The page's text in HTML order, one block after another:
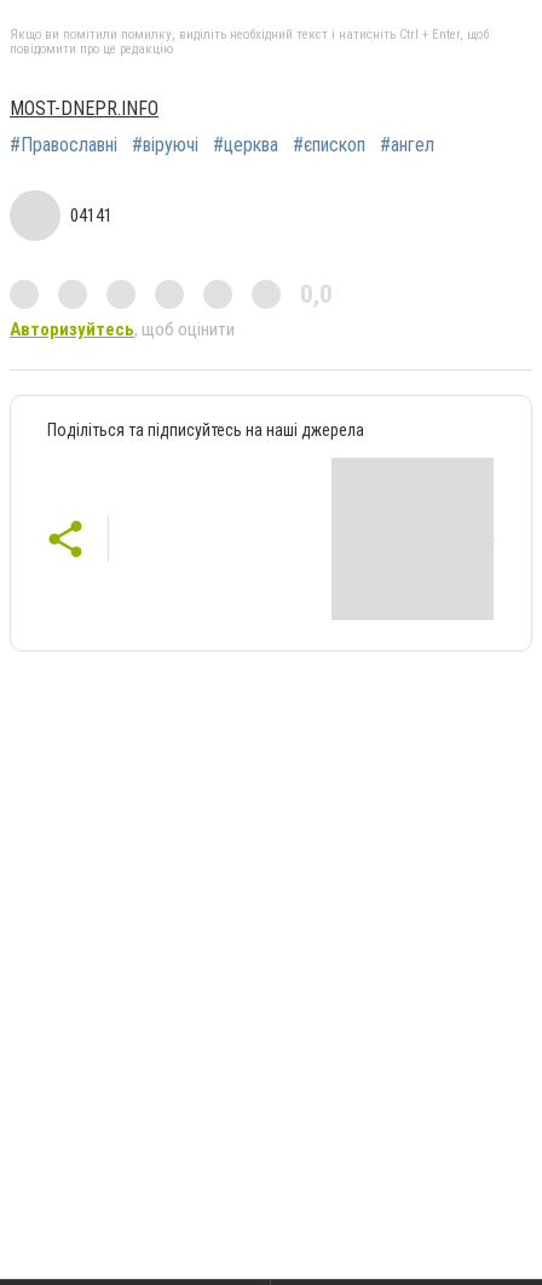
Якщо ви помітили помилку, виділіть необхідний текст і натисніть Ctrl + Enter, щоб
повідомити про це редакцію
MOST-DNEPR.INFO
#Православні
#віруючі #церква #єпископ #ангел
04141
0,0
Авторизуйтесь, щоб оцінити
Поділіться та підписуйтесь на наші джерела